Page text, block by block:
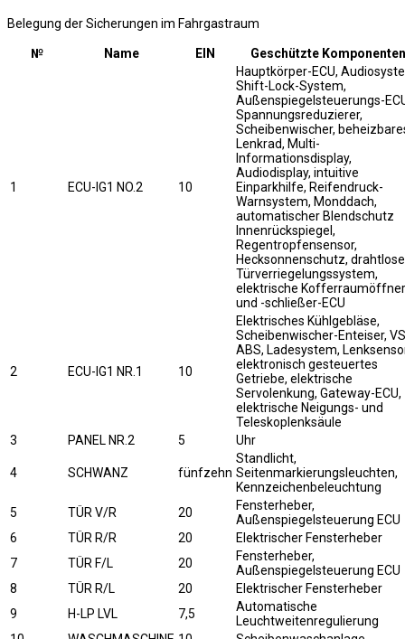
Belegung der Sicherungen im Fahrgastraum
№ Name EIN Geschützte Komponenten
1 ECU-IG1 NO.2 10
Hauptkörper-ECU,
Shift-Lock-System,
Außenspiegelsteuerungs-
Spannungsreduzierer,
Scheibenwischer,
Lenkrad, Multi-
Informationsdisplay,
Audiodisplay, intuitive
Einparkhilfe, Reifendruck-
Warnsystem, Monddach,
automatischer Blendschutz
Innenrückspiegel,
Regentropfensensor,
Hecksonnenschutz,
Türverriegelungssystem,
elektrische
und -schließer-ECU
2 ECU-IG1 NR.1 10
Elektrisches Kühlgebläse,
Scheibenwischer-Enteiser,
ABS, Ladesystem,
elektronisch gesteuertes
Getriebe, elektrische
Servolenkung, Gateway-ECU,
elektrische Neigungs- und
Teleskoplenksäule
3
PANEL NR.2 5 Uhr
4 SCHWANZ fünfzehn
Standlicht,
Seitenmarkierungsleuchten,
Kennzeichenbeleuchtung
5
TÜR V/R 20
Fensterheber,
Außenspiegelsteuerung ECU
6
TÜR R/R 20
Elektrischer Fensterheber
7
TÜR F/L 20
Fensterheber,
Außenspiegelsteuerung ECU
8
TÜR R/L 20
Elektrischer Fensterheber
9
H-LP LVL 7,5
Automatische
Leuchtweitenregulierung